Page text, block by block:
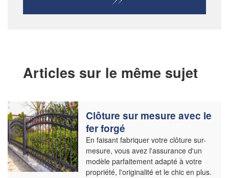
Articles sur le même sujet
Clôture sur mesure avec le
fer forgé
En faisant fabriquer votre clôture sur-
mesure, vous avez l'assurance d'un
modèle parfaitement adapté à votre
propriété, l'originalité et le chic en plus.